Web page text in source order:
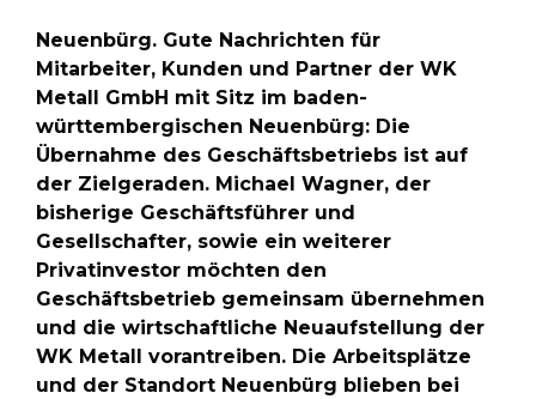
Neuenbürg. Gute Nachrichten für
Mitarbeiter, Kunden und Partner der WK
Metall GmbH mit Sitz im baden-
württembergischen Neuenbürg: Die
Übernahme des Geschäftsbetriebs ist auf
der Zielgeraden. Michael Wagner, der
bisherige Geschäftsführer und
Gesellschafter, sowie ein weiterer
Privatinvestor möchten den
Geschäftsbetrieb gemeinsam übernehmen
und die wirtschaftliche Neuaufstellung der
WK Metall vorantreiben. Die Arbeitsplätze
und der Standort Neuenbürg blieben bei